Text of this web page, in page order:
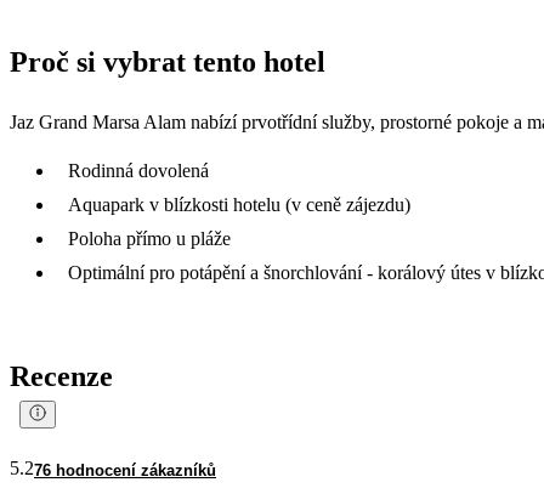
Proč si vybrat tento hotel
Jaz Grand Marsa Alam nabízí prvotřídní služby, prostorné pokoje a
Rodinná dovolená
Aquapark v blízkosti hotelu (v ceně zájezdu)
Poloha přímo u pláže
Optimální pro potápění a šnorchlování - korálový útes v
Recenze
5.276 hodnocení zákazníků